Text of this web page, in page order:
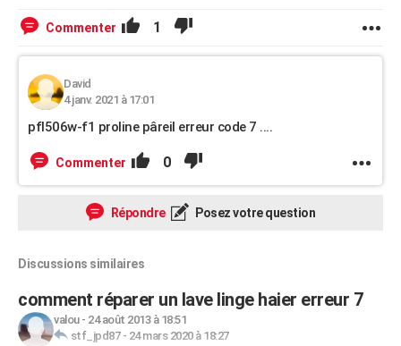
Commenter 1
David
4 janv. 2021 à 17:01
pfl506w-f1 proline pâreil erreur code 7 ....
Commenter 0
Répondre Posez votre question
Discussions similaires
comment réparer un lave linge haier erreur 7
valou- 24 août 2013 à 18:51
stf_jpd87- 24 mars 2020 à 18:27